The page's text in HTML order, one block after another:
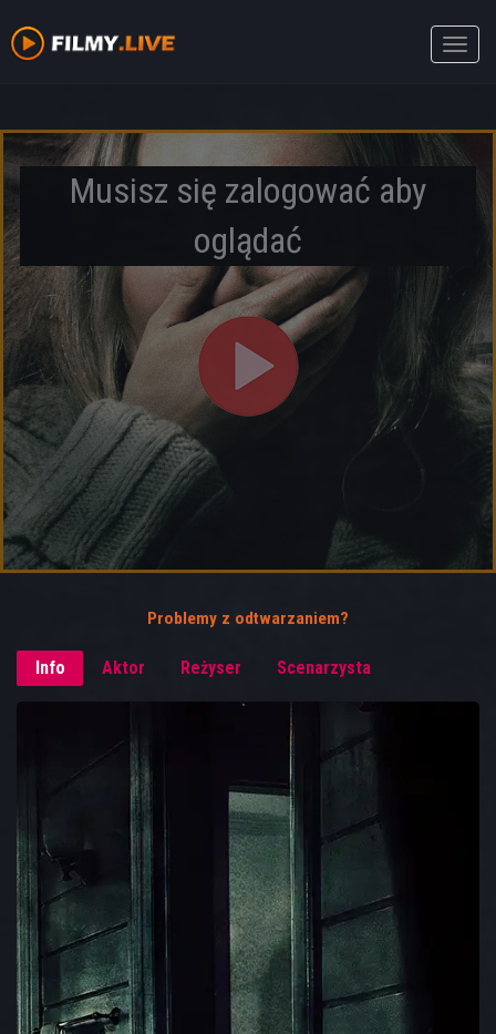
Toggle
Musisz się zalogować aby
oglądać
Problemy z odtwarzaniem?
Info Aktor Reżyser Scenarzysta